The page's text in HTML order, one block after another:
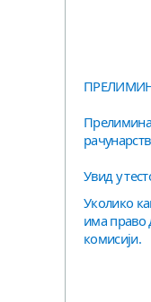
Увид у
Уколико
има право
комисији.